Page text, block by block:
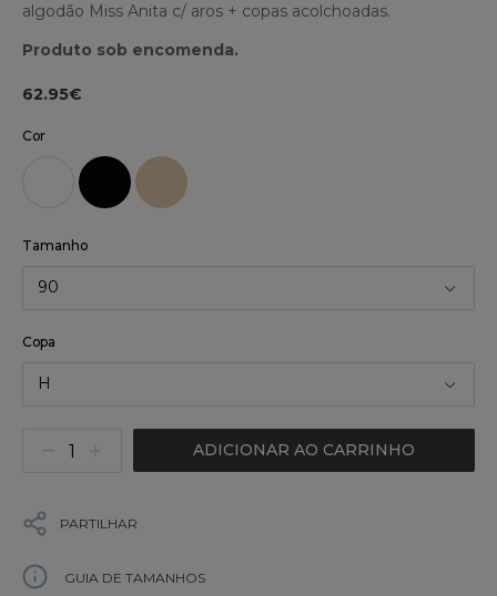
algodão Miss Anita c/ aros + copas acolchoadas.
Produto sob encomenda.
62.95€
Cor
Tamanho
90
Copa
H
ADICIONAR AO CARRINHO
PARTILHAR
GUIA DE TAMANHOS